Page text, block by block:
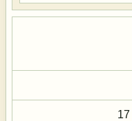
17